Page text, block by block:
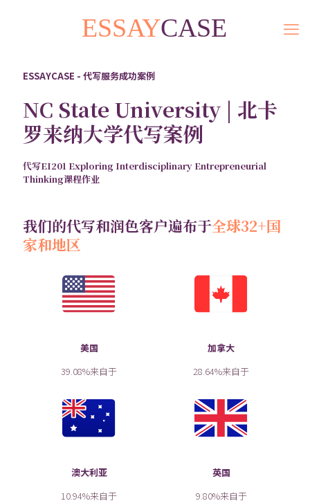
ESSAYCASE - 代写服务成功案例
NC State University | 北卡
罗来纳大学代写案例
代写EI201 Exploring Interdisciplinary Entrepreneurial
Thinking课程作业
我们的代写和润色客户遍布于全球32+国
家和地区
美国
39.08%来自于
加拿大
28.64%来自于
澳大利亚
10.94%来自于
英国
9.80%来自于